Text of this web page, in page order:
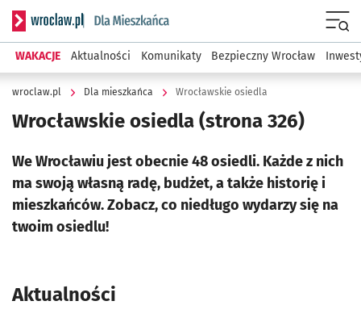
Serwis informacyjny wroclaw.pl podserwis: Dla mieszkańca
WAKACJE Aktualności Komunikaty Bezpieczny Wrocław
wroclaw.pl Dla mieszkańca Wrocławskie osiedla
Wrocławskie osiedla (strona 326)
We Wrocławiu jest obecnie 48 osiedli. Każde z nich
ma swoją własną radę, budżet, a także historię i
mieszkańców. Zobacz, co niedługo wydarzy się na
twoim osiedlu!
Aktualności